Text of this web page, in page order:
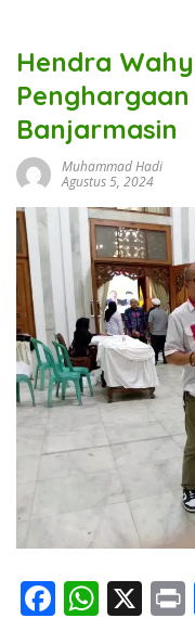
Hendra
Penghargaan
Banjarmasin
Muhammad Hadi
Agustus 5, 2024
F W X